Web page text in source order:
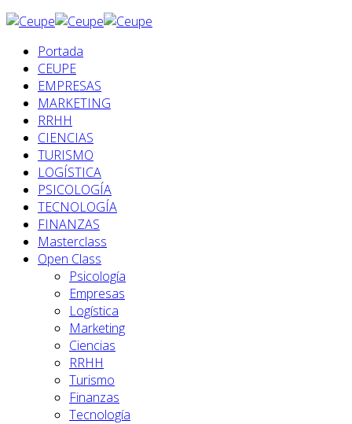
Portada
CEUPE
EMPRESAS
MARKETING
RRHH
CIENCIAS
TURISMO
LOGÍSTICA
PSICOLOGÍA
TECNOLOGÍA
FINANZAS
Masterclass
Open Class
Psicología
Empresas
Logística
Marketing
Ciencias
RRHH
Turismo
Finanzas
Tecnología